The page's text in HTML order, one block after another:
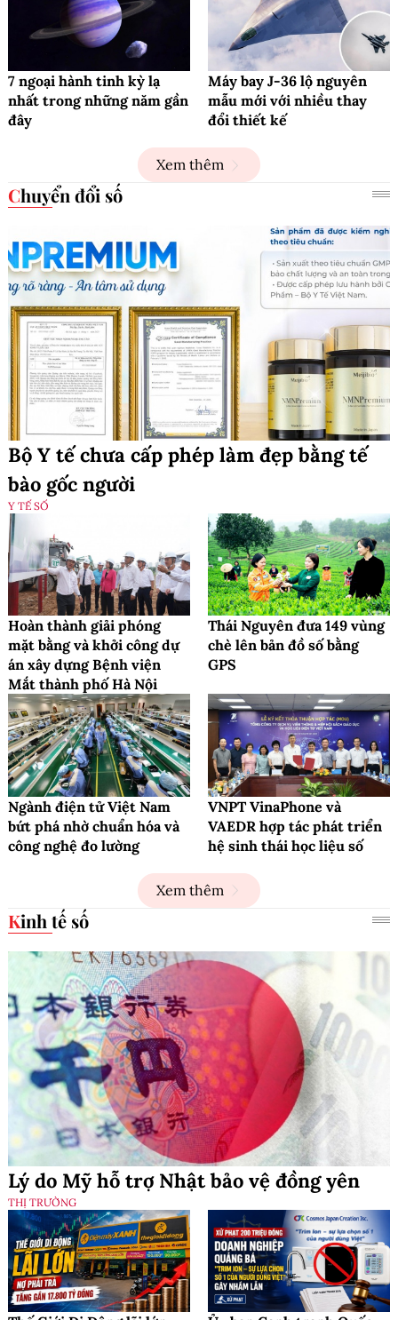
7 ngoại hành tinh kỳ lạ
nhất trong những năm gần
đây
Máy bay J-36 lộ nguyên
mẫu mới với nhiều thay
đổi thiết kế
Xem thêm
Chuyển đổi số
Bộ Y tế chưa cấp phép làm đẹp bằng tế
bào gốc người
Y TẾ SỐ
Hoàn thành giải phóng
mặt bằng và khởi công dự
án xây dựng Bệnh viện
Mắt thành phố Hà Nội
Thái Nguyên đưa 149 vùng
chè lên bản đồ số bằng
GPS
Ngành điện tử Việt Nam
bứt phá nhờ chuẩn hóa và
công nghệ đo lường
VNPT VinaPhone và
VAEDR hợp tác phát triển
hệ sinh thái học liệu số
Xem thêm
Kinh tế số
Lý do Mỹ hỗ trợ Nhật bảo vệ đồng yên
THỊ TRƯỜNG